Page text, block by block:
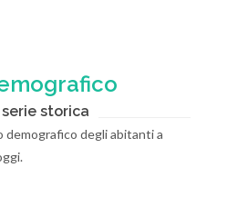
storica
degli abitanti a